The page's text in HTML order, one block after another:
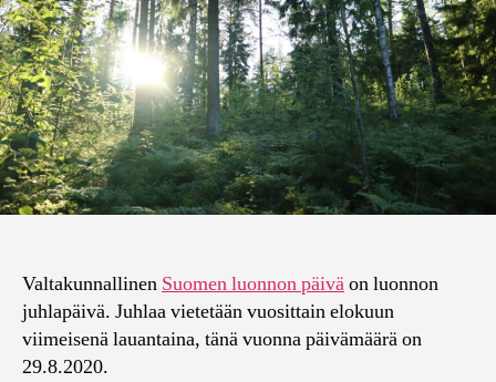
Valtakunnallinen Suomen luonnon päiväon luonnon
juhlapäivä. Juhlaa vietetään vuosittain elokuun
viimeisenä lauantaina, tänä vuonna päivämäärä on
29.8.2020.